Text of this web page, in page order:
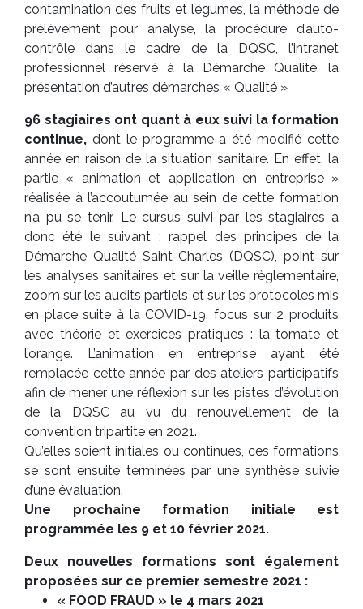
contamination des fruits et légumes, la méthode de
prélèvement pour analyse, la procédure d’auto-
contrôle dans le cadre de la DQSC, l’intranet
professionnel réservé à la Démarche Qualité, la
présentation d’autres démarches « Qualité »
96 stagiaires ont quant à eux suivi la formation
continue, dont le programme a été modifié cette
année en raison de la situation sanitaire. En effet, la
partie « animation et application en entreprise »
réalisée à l’accoutumée au sein de cette formation
n’a pu se tenir. Le cursus suivi par les stagiaires a
donc été le suivant : rappel des principes de la
Démarche Qualité Saint-Charles (DQSC), point sur
les analyses sanitaires et sur la veille règlementaire,
zoom sur les audits partiels et sur les protocoles mis
en place suite à la COVID-19, focus sur 2 produits
avec théorie et exercices pratiques : la tomate et
l’orange. L’animation en entreprise ayant été
remplacée cette année par des ateliers participatifs
afin de mener une réflexion sur les pistes d’évolution
de la DQSC au vu du renouvellement de la
convention tripartite en 2021.
Qu’elles soient initiales ou continues, ces formations
se sont ensuite terminées par une synthèse suivie
d’une évaluation.
Une prochaine formation initiale est
programmée les 9 et 10 février 2021.
Deux nouvelles formations sont également
proposées sur ce premier semestre 2021 :
« FOOD FRAUD » le 4 mars 2021